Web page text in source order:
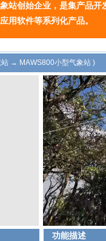
站创始企业，是集产品
用软件等系列化产品。
→ MAWS800小型气象站 )
功能描述